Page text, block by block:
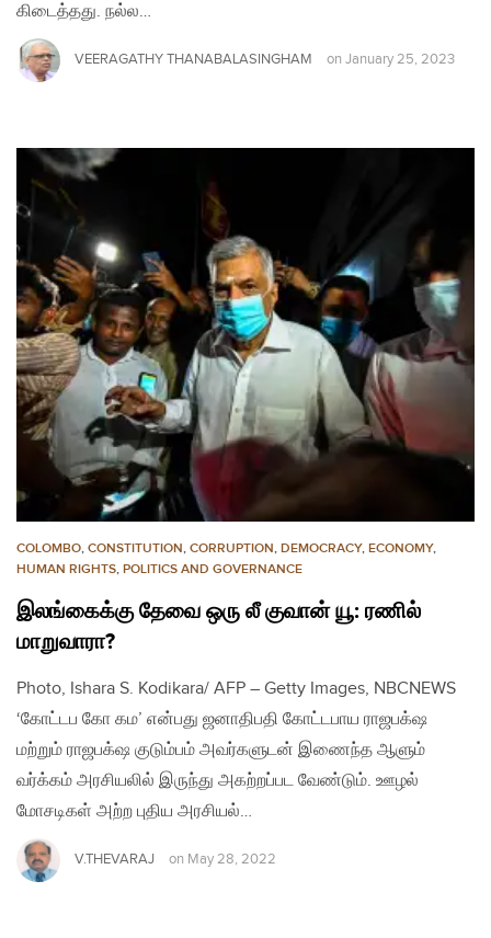
கிடைத்தது. நல்ல…
VEERAGATHY THANABALASINGHAM on January 25, 2023
COLOMBO, CONSTITUTION, CORRUPTION, DEMOCRACY, ECONOMY,
HUMAN RIGHTS, POLITICS AND GOVERNANCE
இலங்கைக்கு தேவை ஒரு லீ குவான் யூ: ரணில்
மாறுவாரா?
Photo, Ishara S. Kodikara/ AFP – Getty Images, NBCNEWS
‘கோட்டப கோ கம’ என்பது ஜனாதிபதி கோட்டபாய ராஜபக்‌ஷ
மற்றும் ராஜபக்‌ஷ குடும்பம் அவர்களுடன் இணைந்த ஆளும்
வர்க்கம் அரசியலில் இருந்து அகற்றப்பட வேண்டும். ஊழல்
மோசடிகள் அற்ற புதிய அரசியல்…
V.THEVARAJ on May 28, 2022